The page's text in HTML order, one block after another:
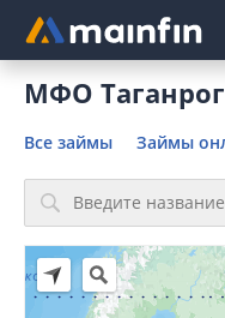
Главное меню
МФО
Все займы Займы